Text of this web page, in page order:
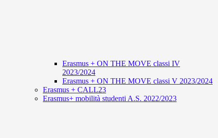
Erasmus + ON THE MOVE classi IV
2023/2024
Erasmus + ON THE MOVE classi V 2023/2024
Erasmus + CALL23
Erasmus+ mobilità studenti A.S. 2022/2023